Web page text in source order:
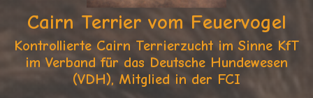
Cairn Terrier vom Feuervogel
Kontrollierte Cairn Terrierzucht im Sinne KfT
im Verband für das Deutsche Hundewesen
(VDH), Mitglied in der FCI